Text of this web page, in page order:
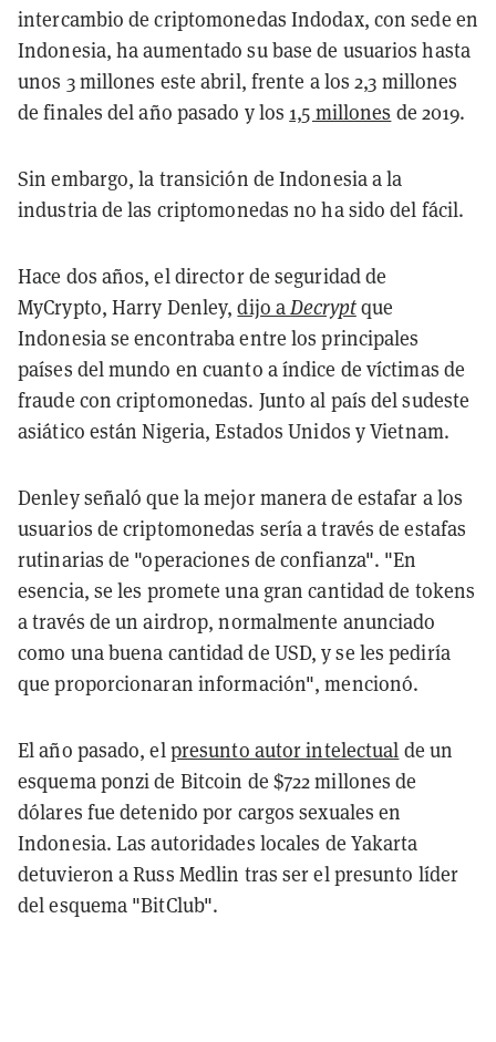
intercambio de criptomonedas Indodax, con sede en
Indonesia, ha aumentado su base de usuarios hasta
unos 3 millones este abril, frente a los 2,3 millones
de finales del año pasado y los 1,5 millones de 2019.
Sin embargo, la transición de Indonesia a la
industria de las criptomonedas no ha sido del fácil.
Hace dos años, el director de seguridad de
MyCrypto, Harry Denley,dijo aDecryptque
Indonesia se encontraba entre los principales
países del mundo en cuanto a índice de víctimas de
fraude con criptomonedas. Junto al país del sudeste
asiático están Nigeria, Estados Unidos y Vietnam.
Denley señaló que la mejor manera de estafar a los
usuarios de criptomonedas sería a través de estafas
rutinarias de "operaciones de confianza". "En
esencia, se les promete una gran cantidad de tokens
a través de un airdrop, normalmente anunciado
como una buena cantidad de USD, y se les pediría
que proporcionaran información", mencionó.
El año pasado, elpresunto autor intelectual de un
esquema ponzi de Bitcoin de $722 millones de
dólares fue detenido por cargos sexuales en
Indonesia. Las autoridades locales de Yakarta
detuvieron a Russ Medlin tras ser el presunto líder
del esquema "BitClub".